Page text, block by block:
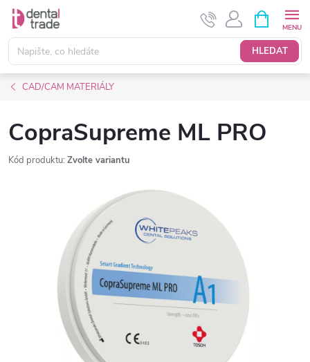
Přejít
obsah
HLEDAT
NÁKUPNÍ
KOŠÍK
CAD/CAM MATERIÁLY
CopraSupreme ML PRO
Kód produktu: Zvolte variantu